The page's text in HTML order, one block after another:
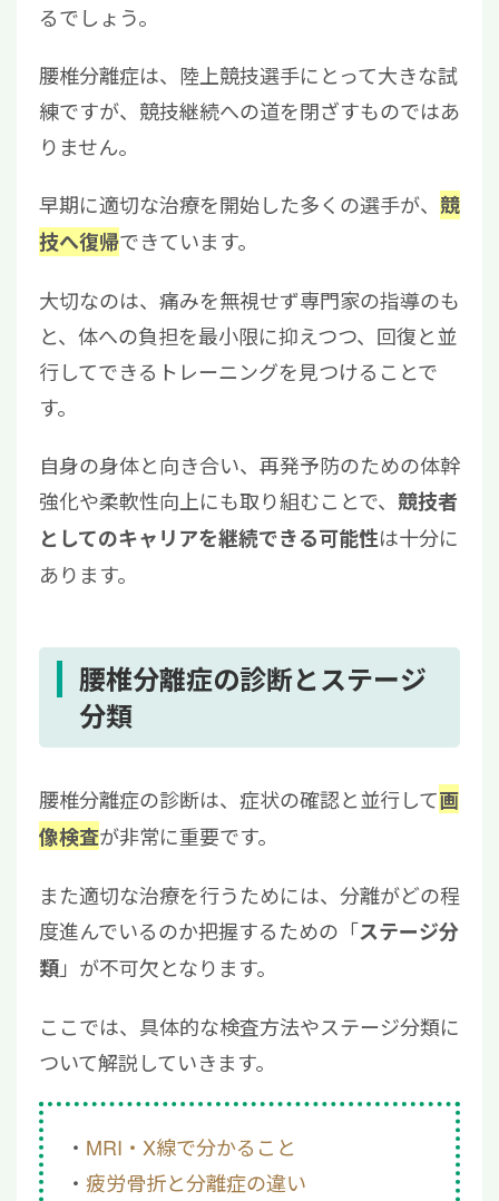
るでしょう。
腰椎分離症は、陸上競技選手にとって大きな試
練ですが、競技継続への道を閉ざすものではあ
りません。
早期に適切な治療を開始した多くの選手が、 競
技へ復帰できています。
大切なのは、痛みを無視せず専門家の指導のも
と、体への負担を最小限に抑えつつ、回復と並
行してできるトレーニングを見つけることで
す。
自身の身体と向き合い、再発予防のための体幹
強化や柔軟性向上にも取り組むことで、 競技者
としてのキャリアを継続できる可能性は十分に
あります。
腰椎分離症の診断とステージ
分類
腰椎分離症の診断は、症状の確認と並行して画
像検査が非常に重要です。
また適切な治療を行うためには、分離がどの程
度進んでいるのか把握するための「ステージ分
類」が不可欠となります。
ここでは、具体的な検査方法やステージ分類に
ついて解説していきます。
MRI・X線で分かること
疲労骨折と分離症の違い